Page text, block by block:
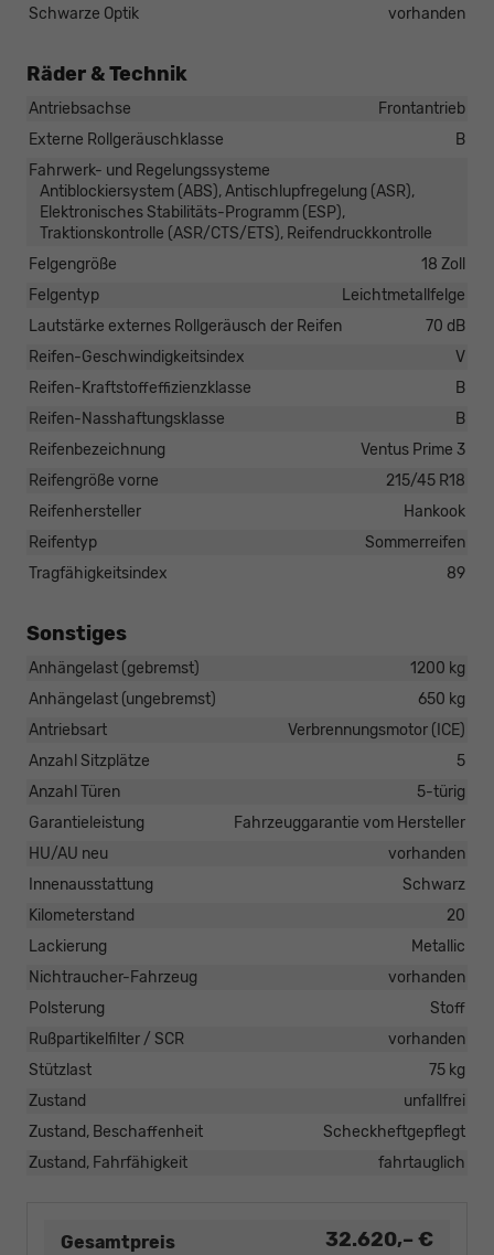
Schwarze Optik vorhanden
Räder & Technik
Antriebsachse
Frontantrieb
Externe Rollgeräuschklasse
B
Fahrwerk- und Regelungssysteme
Antiblockiersystem (ABS), Antischlupfregelung (ASR),
Elektronisches Stabilitäts-Programm (ESP),
Traktionskontrolle (ASR/CTS/ETS), Reifendruckkontrolle
Felgengröße
18 Zoll
Felgentyp
Leichtmetallfelge
Lautstärke externes Rollgeräusch der Reifen
70 dB
Reifen-Geschwindigkeitsindex
V
Reifen-Kraftstoffeffizienzklasse
B
Reifen-Nasshaftungsklasse
B
Reifenbezeichnung
Ventus Prime 3
Reifengröße vorne
215/45 R18
Reifenhersteller
Hankook
Reifentyp
Sommerreifen
Tragfähigkeitsindex
89
Sonstiges
Anhängelast (gebremst)
1200 kg
Anhängelast (ungebremst)
650 kg
Antriebsart
Verbrennungsmotor (ICE)
Anzahl Sitzplätze
5
Anzahl Türen
5-türig
Garantieleistung
Fahrzeuggarantie vom Hersteller
HU/AU neu
vorhanden
Innenausstattung
Schwarz
Kilometerstand
20
Lackierung
Metallic
Nichtraucher-Fahrzeug
vorhanden
Polsterung
Stoff
Rußpartikelfilter / SCR
vorhanden
Stützlast
75 kg
Zustand
unfallfrei
Zustand, Beschaffenheit
Scheckheftgepflegt
Zustand, Fahrfähigkeit
fahrtauglich
Gesamtpreis 32.620,– €